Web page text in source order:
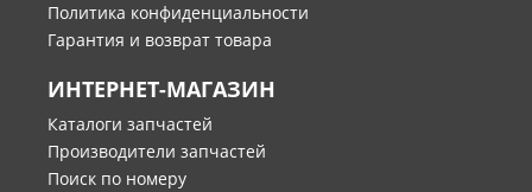
Политика конфиденциальности
Гарантия и возврат товара
ИНТЕРНЕТ-МАГАЗИН
Каталоги запчастей
Производители запчастей
Поиск по номеру